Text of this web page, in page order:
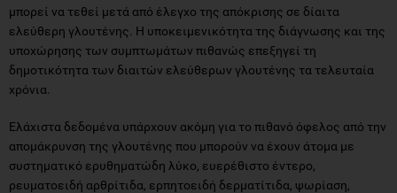
μπορεί να τεθεί μετά από έλεγχο της απόκρισης σε δίαιτα
ελεύθερη γλουτένης. Η υποκειμενικότητα της διάγνωσης και της
υποχώρησης των συμπτωμάτων πιθανώς επεξηγεί τη
δημοτικότητα των διαιτών ελεύθερων γλουτένης τα τελευταία
χρόνια.
Ελάχιστα δεδομένα υπάρχουν ακόμη για το πιθανό όφελος από την
απομάκρυνση της γλουτένης που μπορούν να έχουν άτομα με
συστηματικό ερυθηματώδη λύκο, ευερέθιστο έντερο,
ρευματοειδή αρθρίτιδα, ερπητοειδή δερματίτιδα, ψωρίαση,